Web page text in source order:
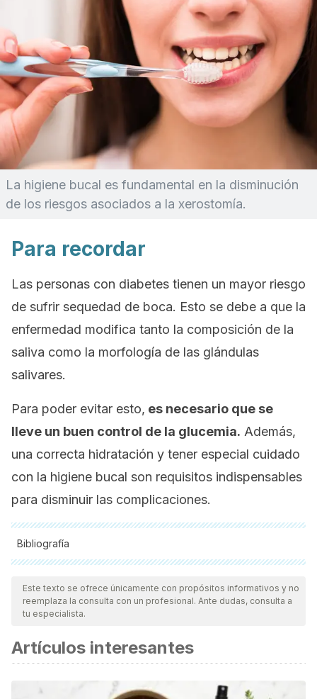
La higiene bucal es fundamental en la disminución
de los riesgos asociados a la xerostomía.
Para recordar
Las personas con diabetes tienen un mayor riesgo
de sufrir sequedad de boca. Esto se debe a que la
enfermedad modifica tanto la composición de la
saliva como la morfología de las glándulas
salivares.
Para poder evitar esto, es necesario que se
lleve un buen control de la glucemia. Además,
una correcta hidratación y tener especial cuidado
con la higiene bucal son requisitos indispensables
para disminuir las complicaciones.
Bibliografía
Todas las fuentes citadas fueron revisadas a profundidad por
nuestro equipo, para asegurar su calidad, confiabilidad,
vigencia y validez.La bibliografía de este artículo fue
científica.
Molania, T., Alimohammadi, M., Akha, O., Mousavi, J.,
Razvini, R., & Salehi, M. (2017). The effect of xerostomia
Este texto se ofrece únicamente con propósitos informativos y no
reemplaza la consulta con un profesional. Ante dudas, consulta a
tu especialista.
Artículos interesantes